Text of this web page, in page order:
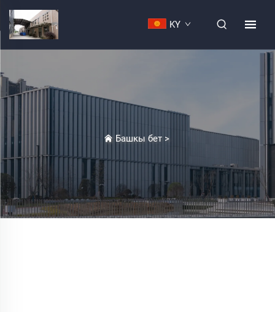
KY
Башкы бет>